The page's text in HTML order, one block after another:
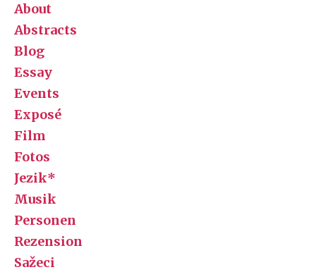
About
Abstracts
Blog
Essay
Events
Exposé
Film
Fotos
Jezik*
Musik
Personen
Rezension
Sažeci